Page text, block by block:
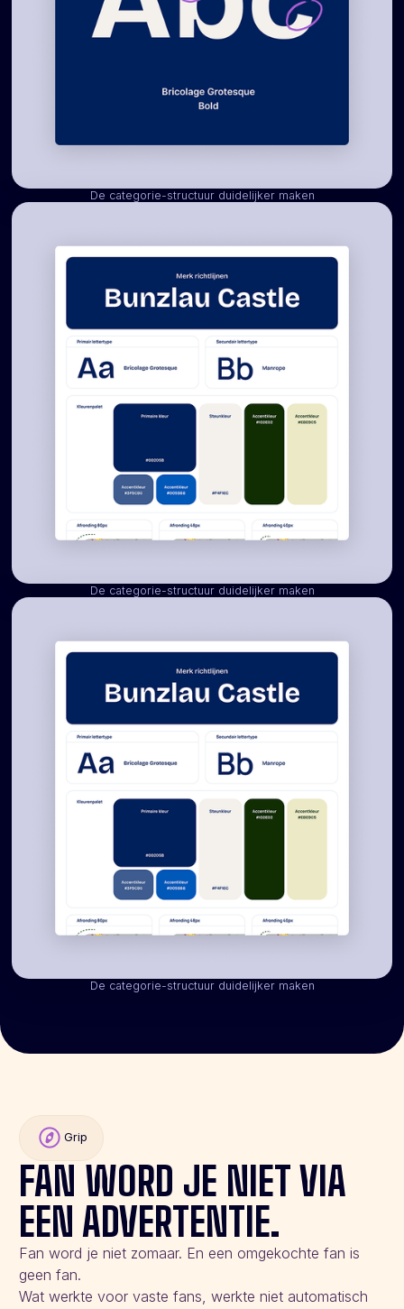
De categorie-structuur duidelijker maken
De categorie-structuur duidelijker maken
De categorie-structuur duidelijker maken
Grip
FAN WORD JE NIET VIA
EEN ADVERTENTIE.
Fan word je niet zomaar. En een omgekochte fan is
geen fan.
Wat werkte voor vaste fans, werkte niet automatisch